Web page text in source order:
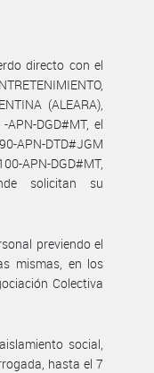
directo con el
(ALEARA),
DGD#MT, el
APN-DTD#JGM
APN-DGD#MT,
solicitan su
previendo el
mismas, en los
Colectiva
social,
hasta el 7